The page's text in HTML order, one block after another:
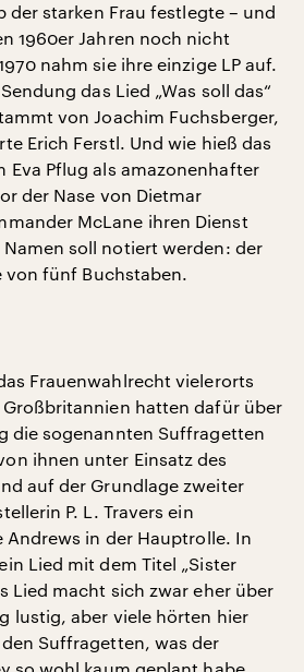
der starken Frau festlegte – und
1960er Jahren noch nicht
nahm sie ihre einzige LP auf.
das Lied „Was soll das“
von Joachim Fuchsberger,
Erich Ferstl. Und wie hieß das
Eva Pflug als amazonenhafter
der Nase von Dietmar
McLane ihren Dienst
Namen soll notiert werden: der
von fünf Buchstaben.
Frauenwahlrecht vielerorts
hatten dafür über
die sogenannten Suffragetten
ihnen unter Einsatz des
auf der Grundlage zweiter
P. L. Travers ein
in der Hauptrolle. In
Lied mit dem Titel „Sister
Lied macht sich zwar eher über
lustig, aber viele hörten hier
Suffragetten, was der